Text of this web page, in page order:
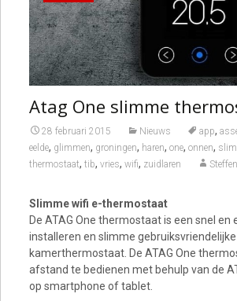
Atag One slimme
28 februari 2015 Nieuws app,
eelde, glimmen, groningen, haren, one, onnen,
thermostaat, tib, vries, wifi, zuidlaren Steffen
Slimme wifi e-thermostaat
De ATAG One thermostaat is een snel en
installeren en slimme gebruiksvriendelijke
kamerthermostaat. De ATAG One
afstand te bedienen met behulp van de
op smartphone of tablet.